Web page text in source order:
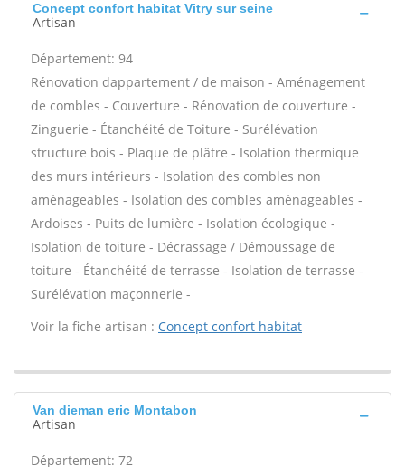
Concept confort habitat Vitry sur seine
Artisan
Département: 94
Rénovation dappartement / de maison - Aménagement
de combles - Couverture - Rénovation de couverture -
Zinguerie - Étanchéité de Toiture - Surélévation
structure bois - Plaque de plâtre - Isolation thermique
des murs intérieurs - Isolation des combles non
aménageables - Isolation des combles aménageables -
Ardoises - Puits de lumière - Isolation écologique -
Isolation de toiture - Décrassage / Démoussage de
toiture - Étanchéité de terrasse - Isolation de terrasse -
Surélévation maçonnerie -
Voir la fiche artisan : Concept confort habitat
Van dieman eric Montabon
Artisan
Département: 72